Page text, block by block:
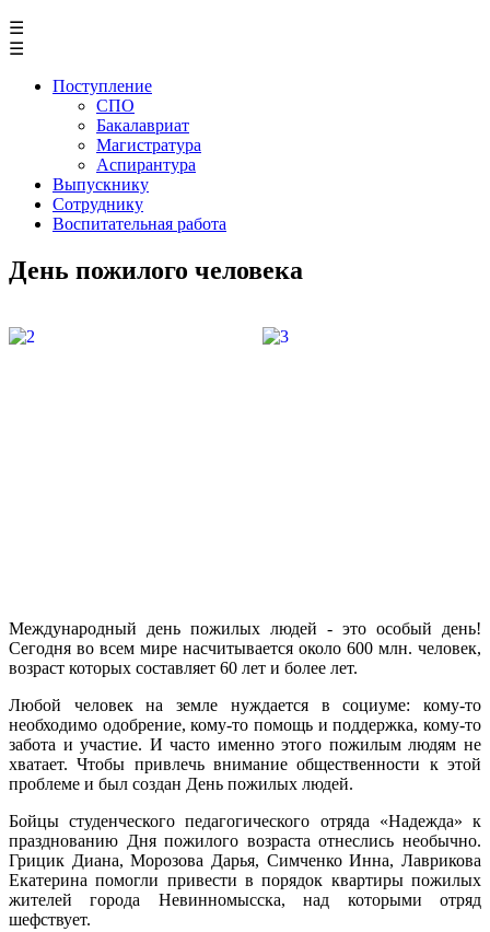
☰
☰
Поступление
СПО
Бакалавриат
Магистратура
Аспирантура
Выпускнику
Сотруднику
Воспитательная работа
День пожилого человека
Международный день пожилых людей - это особый день!
Сегодня во всем мире насчитывается около 600 млн. человек,
возраст которых составляет 60 лет и более лет.
Любой человек на земле нуждается в социуме: кому-то
необходимо одобрение, кому-то помощь и поддержка, кому-то
забота и участие. И часто именно этого пожилым людям не
хватает. Чтобы привлечь внимание общественности к этой
проблеме и был создан День пожилых людей.
Бойцы студенческого педагогического отряда «Надежда» к
празднованию Дня пожилого возраста отнеслись необычно.
Грицик Диана, Морозова Дарья, Симченко Инна, Лаврикова
Екатерина помогли привести в порядок квартиры пожилых
жителей города Невинномысска, над которыми отряд
шефствует.